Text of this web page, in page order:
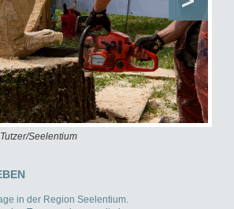
Seelentium
in der Region Seelentium.